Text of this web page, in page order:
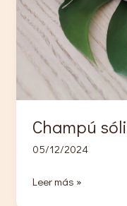
Champú
05/12/2024
Champú
Leer más »